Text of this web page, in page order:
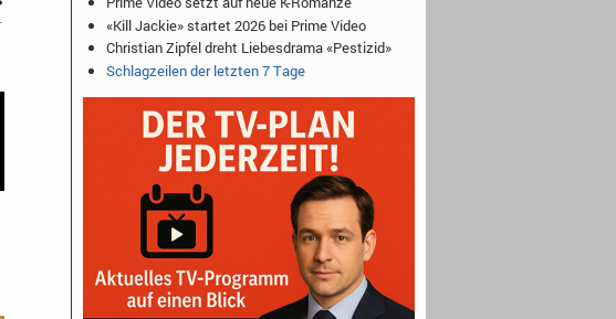
«Kill Jackie» startet 2026 bei Prime Video
Christian Zipfel dreht Liebesdrama «Pestizid»
Schlagzeilen der letzten 7 Tage